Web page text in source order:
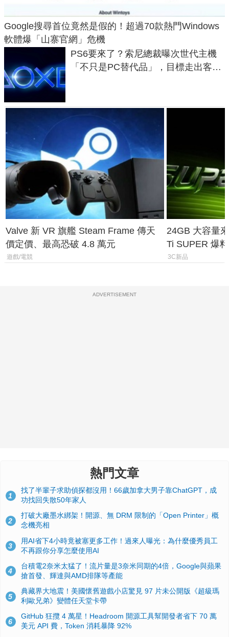
Google搜尋首位竟然是假的！超過70款熱門Windows
軟體爆「山寨官網」危機
PS6要來了？索尼總裁曝次世代主機
「不只是PC替代品」，目標走出客
Valve 新 VR 旗艦 Steam Frame 傳天
價定價、最高恐破 4.8 萬元
遊戲/電競
24GB 大容量
Ti SUPER 爆
上市時間
3C新品
ADVERTISEMENT
熱門文章
1
找了半輩子求助偵探都沒用！66歲加拿大男子靠ChatGPT，成
功找回失散50年家人
2
打破大廠墨水綁架！開源、無 DRM 限制的「Open Printer」概
念機亮相
3
用AI省下4小時竟被塞更多工作！過來人曝光：為什麼優秀員工
不再跟你分享怎麼使用AI
4
台積電2奈米太猛了！流片量是3奈米同期的4倍，Google與蘋果
搶首發、輝達與AMD排隊等產能
5
典藏界大地震！美國懷舊遊戲小店驚見 97 片未公開版《超級瑪
利歐兄弟》變體任天堂卡帶
6
GitHub 狂攬 4 萬星！Headroom 開源工具幫開發者省下 70 萬
美元 API 費，Token 消耗暴降 92%